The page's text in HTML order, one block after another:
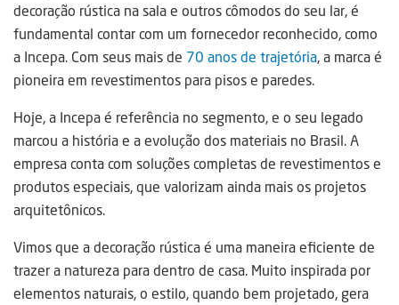
decoração rústica na sala e outros cômodos do seu lar, é
fundamental contar com um fornecedor reconhecido, como
a Incepa. Com seus mais de 70 anos de trajetória, a marca é
pioneira em revestimentos para pisos e paredes.
Hoje, a Incepa é referência no segmento, e o seu legado
marcou a história e a evolução dos materiais no Brasil. A
empresa conta com soluções completas de revestimentos e
produtos especiais, que valorizam ainda mais os projetos
arquitetônicos.
Vimos que a decoração rústica é uma maneira eficiente de
trazer a natureza para dentro de casa. Muito inspirada por
elementos naturais, o estilo, quando bem projetado, gera